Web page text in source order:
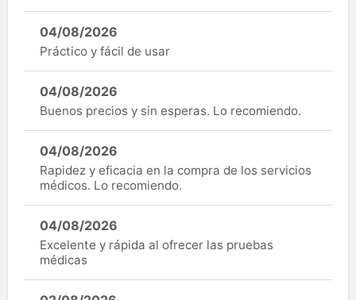
04/08/2026
Práctico y fácil de usar
04/08/2026
Buenos precios y sin esperas. Lo recomiendo.
04/08/2026
Rapidez y eficacia en la compra de los servicios
médicos. Lo recomiendo.
04/08/2026
Excelente y rápida al ofrecer las pruebas
médicas